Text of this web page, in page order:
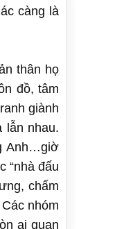
càng là
thân họ
đồ, tâm
giành
lẫn nhau.
Anh…giờ
“nhà đấu
chấm
nhóm
ai quan